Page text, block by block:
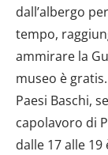
dall’albergo
tempo,
ammirare la
museo è
Paesi Baschi,
capolavoro di
dalle 17 alle